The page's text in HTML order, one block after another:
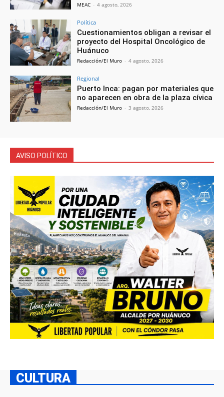
MEAC - 4 agosto, 2026
Política
Cuestionamientos obligan a revisar el
proyecto del Hospital Oncológico de
Huánuco
Redacción/El Muro - 4 agosto, 2026
Regional
Puerto Inca: pagan por materiales que
no aparecen en obra de la plaza cívica
Redacción/El Muro - 3 agosto, 2026
AVISO POLÍTICO
CULTURA